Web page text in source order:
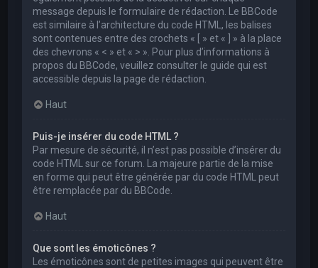
message depuis le formulaire de rédaction. Le BBCode
est similaire à l’architecture du code HTML, les balises
sont contenues entre des crochets « [ » et « ] » à la place
des chevrons « < » et « > ». Pour plus d’informations à
propos du BBCode, veuillez consulter le guide qui est
accessible depuis la page de rédaction.
Haut
Puis-je insérer du code HTML ?
Par mesure de sécurité, il n’est pas possible d’insérer du
code HTML sur ce forum. La majeure partie de la mise
en forme qui peut être générée par du code HTML peut
être remplacée par du BBCode.
Haut
Que sont les émoticônes ?
Les émoticônes sont de petites images qui peuvent être